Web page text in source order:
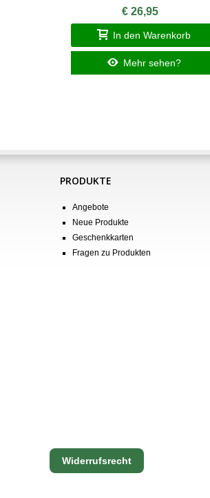
€ 26,95
In den Warenkorb
Mehr sehen?
PRODUKTE
Angebote
Neue Produkte
Geschenkkarten
Fragen zu Produkten
Widerrufsrecht